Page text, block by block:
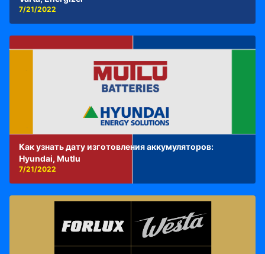
7/21/2022
Как узнать дату изготовления аккумуляторов:
Hyundai, Mutlu
7/21/2022